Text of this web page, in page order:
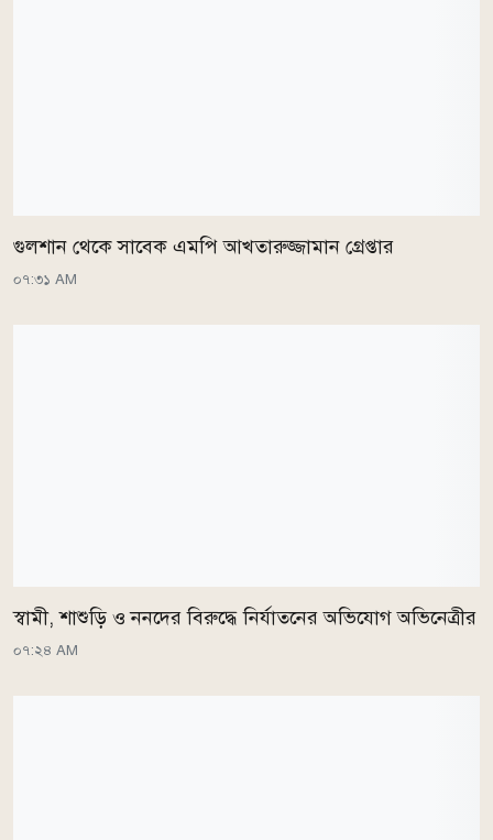
গুলশান থেকে সাবেক এমপি আখতারুজ্জামান গ্রেপ্তার
০৭:৩১ AM
স্বামী, শাশুড়ি ও ননদের বিরুদ্ধে নির্যাতনের অভিযোগ অভিনেত্রীর
০৭:২৪ AM